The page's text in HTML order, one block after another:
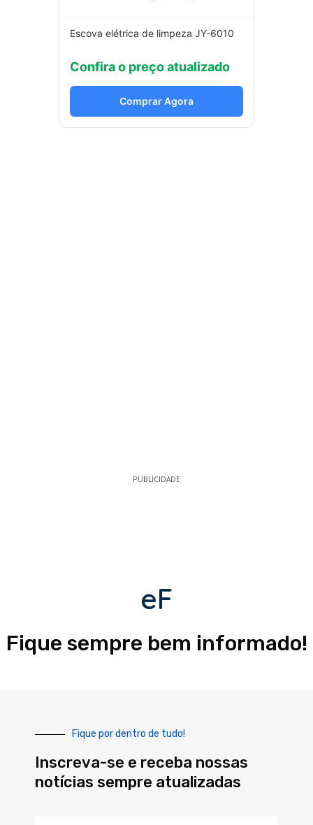
Escova elétrica de limpeza JY-6010
Confira o preço atualizado
Comprar Agora
PUBLICIDADE
eF
Fique sempre bem informado!
Fique por dentro de tudo!
Inscreva-se e receba nossas
notícias sempre atualizadas